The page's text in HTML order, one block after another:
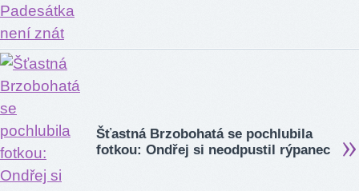
Šťastná Brzobohatá se pochlubila
fotkou: Ondřej si neodpustil rýpanec